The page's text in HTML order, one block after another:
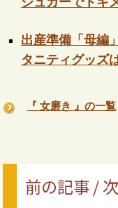
出産準備「母編
タニティグッズ
『 女磨き 』の一覧
前の記事 /